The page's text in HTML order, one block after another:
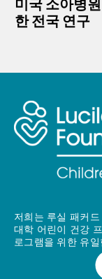
미국 소아병
한 전국 연구
저희는 루실 패커
대학 어린이 건강
로그램을 위한 유